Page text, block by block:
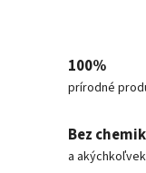
100%
prírodné
Bez
a